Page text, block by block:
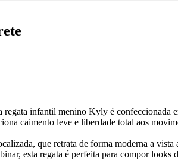
regata infantil menino Kyly é
caimento leve e liberdade total aos
que retrata de forma moderna a
esta regata é perfeita para compor looks